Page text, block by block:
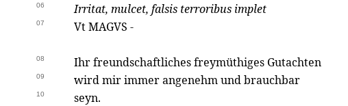
06 Irritat, mulcet, falsis terroribus implet
07 Vt MAGVS -
08 Ihr freundschaftliches freymüthiges Gutachten
09 wird mir immer angenehm und brauchbar
10 seyn.